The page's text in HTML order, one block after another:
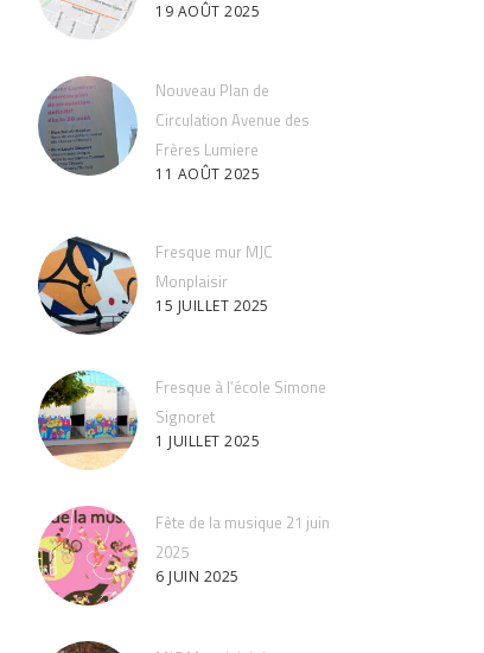
19 AOÛT 2025
Nouveau Plan de
Circulation Avenue des
Frères Lumiere
11 AOÛT 2025
Fresque mur MJC
Monplaisir
15 JUILLET 2025
Fresque à l’école Simone
Signoret
1 JUILLET 2025
Fête de la musique 21 juin
2025
6 JUIN 2025